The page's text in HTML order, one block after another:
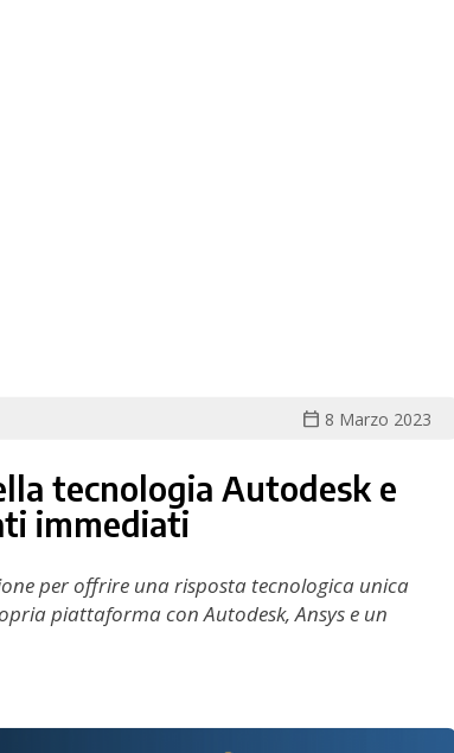
calendar_today 8 Marzo 2023
tecnologia Autodesk e
immediati
per offrire una risposta tecnologica unica
piattaforma con Autodesk, Ansys e un